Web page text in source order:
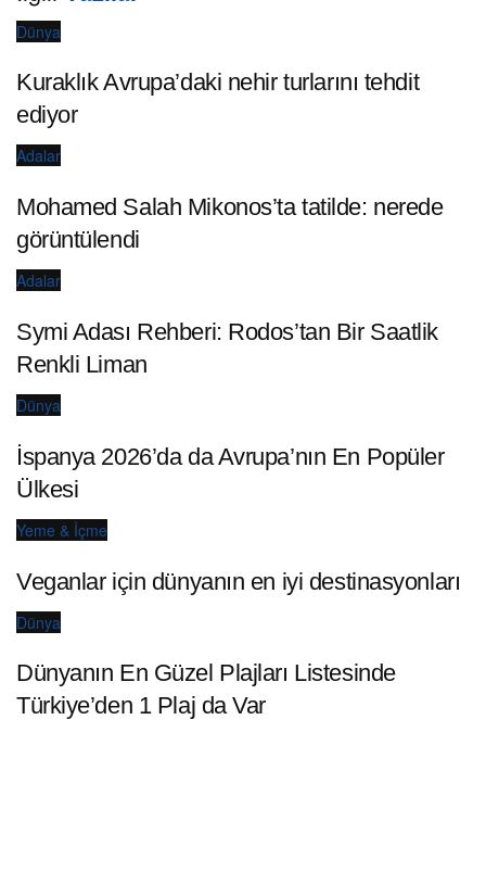
Dünya
Kuraklık Avrupa’daki nehir turlarını tehdit
ediyor
Adalar
Mohamed Salah Mikonos’ta tatilde: nerede
görüntülendi
Adalar
Symi Adası Rehberi: Rodos’tan Bir Saatlik
Renkli Liman
Dünya
İspanya 2026’da da Avrupa’nın En Popüler
Ülkesi
Yeme & İçme
Veganlar için dünyanın en iyi destinasyonları
Dünya
Dünyanın En Güzel Plajları Listesinde
Türkiye’den 1 Plaj da Var